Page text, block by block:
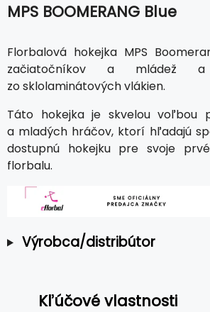
MPS BOOMERANG Blue
Florbalová hokejka MPS
začiatočníkov a mládež
zo sklolaminátových vlákien.
Táto hokejka je skvelou voľbou
a mladých hráčov, ktorí hľadajú
dostupnú hokejku pre svoje
florbalu.
Výrobca/distribútor
Kľúčové vlastnosti